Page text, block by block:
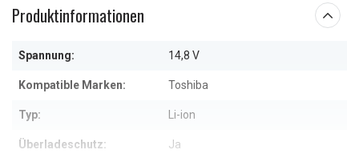
Produktinformationen
Spannung: 14,8 V
Kompatible Marken: Toshiba
Typ: Li-ion
Überladeschutz: Ja